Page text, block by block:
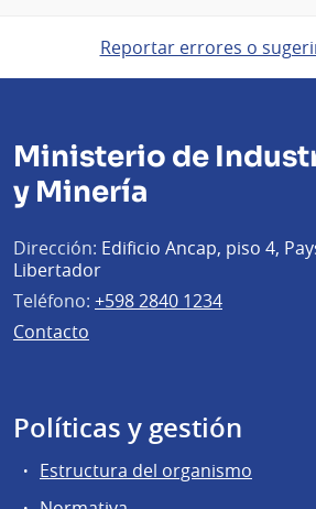
Reportar errores o
Ministerio de
y Minería
Dirección: Edificio Ancap, piso 4,
Libertador
Teléfono: +598 2840 1234
Contacto
Políticas y gestión
Estructura del organismo